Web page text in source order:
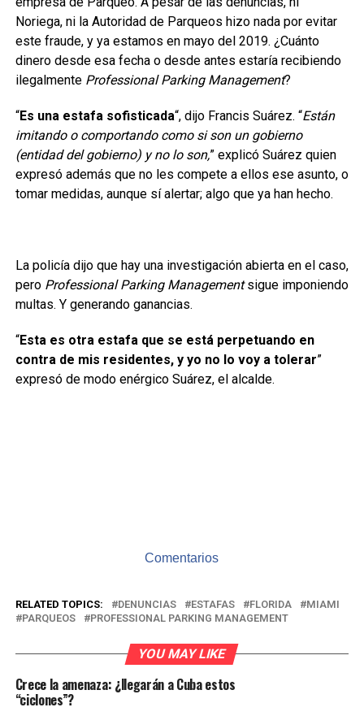
Noriega, ni la Autoridad de Parqueos hizo nada por evitar
este fraude, y ya estamos en mayo del 2019. ¿Cuánto
dinero desde esa fecha o desde antes estaría recibiendo
ilegalmente Professional Parking Management?
“Es una estafa sofisticada“, dijo Francis Suárez. “Están
imitando o comportando como si son un gobierno
(entidad del gobierno) y no lo son,” explicó Suárez quien
expresó además que no les compete a ellos ese asunto, o
tomar medidas, aunque sí alertar; algo que ya han hecho.
La policía dijo que hay una investigación abierta en el caso,
pero Professional Parking Managementsigue imponiendo
multas. Y generando ganancias.
“Esta es otra estafa que se está perpetuando en
contra de mis residentes, y yo no lo voy a tolerar”
expresó de modo enérgico Suárez, el alcalde.
Comentarios
RELATED TOPICS: DENUNCIAS ESTAFAS FLORIDA
MIAMI
PARQUEOS
PROFESSIONAL PARKING MANAGEMENT
YOU MAY LIKE
Crece la amenaza: ¿llegarán a Cuba estos
“ciclones”?